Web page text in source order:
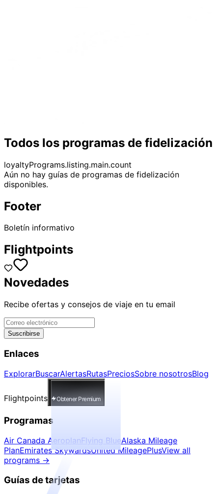
Todos los programas de fidelización
loyaltyPrograms.listing.main.count
Aún no hay guías de programas de fidelización
disponibles.
Footer
Boletín informativo
Flightpoints
Novedades
Recibe ofertas y consejos de viaje en tu email
Suscribirse
Enlaces
ExplorarBuscarAlertasRutasPreciosSobre nosotrosBlog
Flightpoints Obtener Premium
Programas
Air Canada AeroplanFlying BlueAlaska Mileage
PlanEmirates SkywardsUnited MileagePlusView all
programs →
Guías de tarjetas